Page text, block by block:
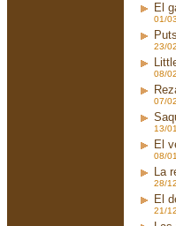
El
01/
23/
08/
07/
13/
El
08/
La
28/
El
21/